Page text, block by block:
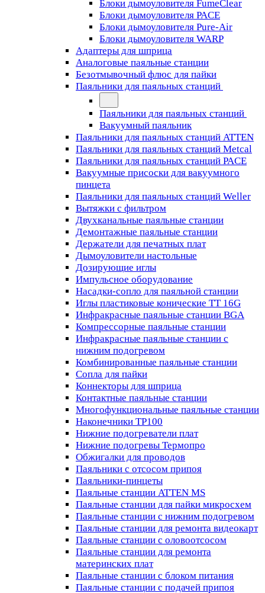
Блоки дымоуловителя FumeClear
Блоки дымоуловителя PACE
Блоки дымоуловителя Pure-Air
Блоки дымоуловителя WARP
Адаптеры для шприца
Аналоговые паяльные станции
Безотмывочный флюс для пайки
Паяльники для паяльных станций
Паяльники для паяльных станций
Вакуумный паяльник
Паяльники для паяльных станций ATTEN
Паяльники для паяльных станций Metcal
Паяльники для паяльных станций PACE
Вакуумные присоски для вакуумного
пинцета
Паяльники для паяльных станций Weller
Вытяжки с фильтром
Двухканальные паяльные станции
Демонтажные паяльные станции
Держатели для печатных плат
Дымоуловители настольные
Дозирующие иглы
Импульсное оборудование
Насадки-сопло для паяльной станции
Иглы пластиковые конические TT 16G
Инфракрасные паяльные станции BGA
Компрессорные паяльные станции
Инфракрасные паяльные станции с
нижним подогревом
Комбинированные паяльные станции
Сопла для пайки
Коннекторы для шприца
Контактные паяльные станции
Многофункциональные паяльные станции
Наконечники TP100
Нижние подогреватели плат
Нижние подогревы Термопро
Обжигалки для проводов
Паяльники с отсосом припоя
Паяльники-пинцеты
Паяльные станции ATTEN MS
Паяльные станции для пайки микросхем
Паяльные станции с нижним подогревом
Паяльные станции для ремонта видеокарт
Паяльные станции с оловоотсосом
Паяльные станции для ремонта
материнских плат
Паяльные станции с блоком питания
Паяльные станции с подачей припоя